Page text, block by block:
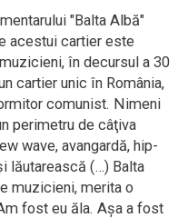
"Balta Albă"
acestui cartier este
în decursul a 30
cartier unic în România,
comunist. Nimeni
perimetru de câţiva
wave, avangardă, hip-
lăutarească (…) Balta
muzicieni, merita o
fost eu ăla. Aşa a fost